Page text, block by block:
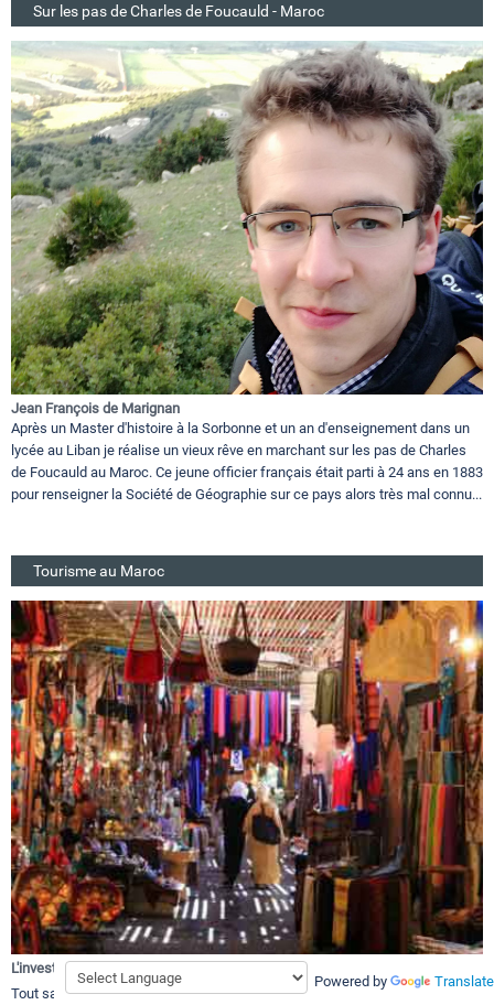
Sur les pas de Charles de Foucauld - Maroc
Jean François de Marignan
Après un Master d'histoire à la Sorbonne et un an d'enseignement dans un
lycée au Liban je réalise un vieux rêve en marchant sur les pas de Charles
de Foucauld au Maroc. Ce jeune officier français était parti à 24 ans en 1883
pour renseigner la Société de Géographie sur ce pays alors très mal connu...
Tourisme au Maroc
L'investissement touristique au Sud Maroc
Tout savoir sur L'investissement touristique au Sud Maroc, les opportunités
Powered by Translate